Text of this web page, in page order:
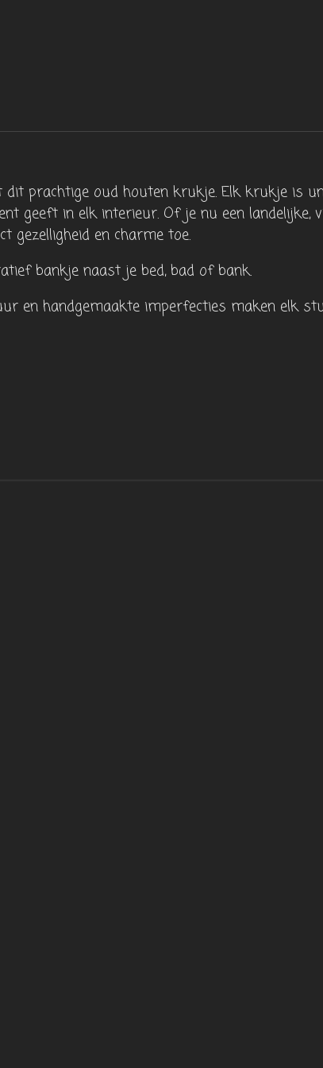
prachtige oud houten krukje. Elk krukje is
geeft in elk interieur. Of je nu een landelijke,
gezelligheid en charme toe.
bankje naast je bed, bad of bank.
en handgemaakte imperfecties maken elk